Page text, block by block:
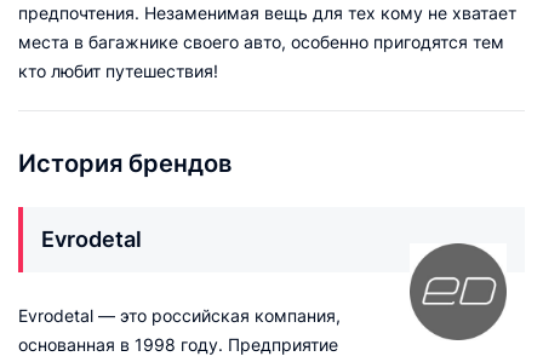
предпочтения. Незаменимая вещь для тех кому не хватает
места в багажнике своего авто, особенно пригодятся тем
кто любит путешествия!
История брендов
Evrodetal
Evrodetal — это российская компания,
основанная в 1998 году. Предприятие